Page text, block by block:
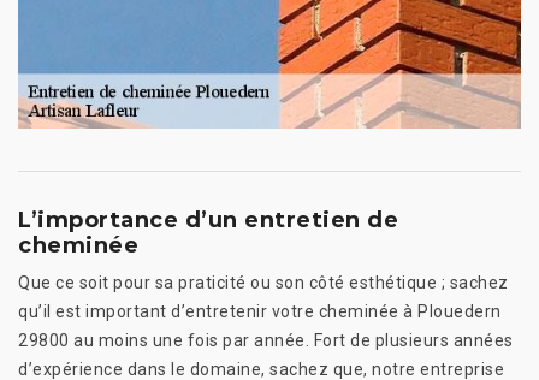
L’importance d’un entretien de
cheminée
Que ce soit pour sa praticité ou son côté esthétique ; sachez
qu’il est important d’entretenir votre cheminée à Plouedern
29800 au moins une fois par année. Fort de plusieurs années
d’expérience dans le domaine, sachez que, notre entreprise